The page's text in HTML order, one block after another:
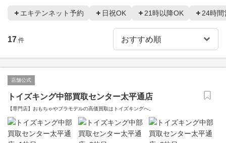
エキテンネット予約 日祝OK 21時以降OK 24時間
17 件
店舗公式
トイズキング中部買取センター太平通店
【専門店】おもちゃやプラモデルの高価買取はトイズキングへ。‎